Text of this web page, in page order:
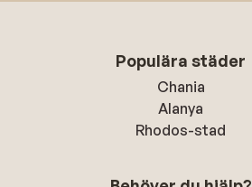
Populära städer
Chania
Alanya
Rhodos-stad